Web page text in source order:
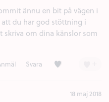
ännu en bit på vägen i
du har god stöttning i
skriva om dina känslor som
Svara Kärlek (1)
18 maj 2018